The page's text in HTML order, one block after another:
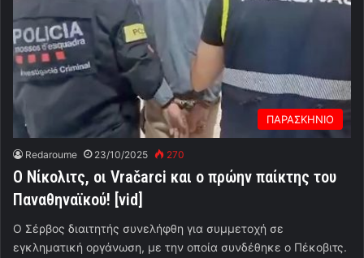
ΠΑΡΑΣΚΗΝΙΟ
Redaroume 23/10/2025 270
Ο Νίκολιτς, οι Vračarci και ο πρώην παίκτης του
Παναθηναϊκού! [vid]
Ο Σέρβος διαιτητής συνελήφθη για συμμετοχή σε
εγκληματική οργάνωση, με την οποία συνδέθηκε ο Πέκοβιτς.